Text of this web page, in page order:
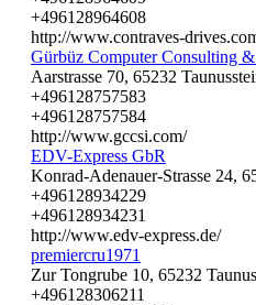
+496128964608
http://www.contraves-
Gürbüz Computer Consulting
Aarstrasse 70, 65232
+496128757583
+496128757584
http://www.gccsi.com/
EDV-Express GbR
Konrad-Adenauer-Strasse 24,
+496128934229
+496128934231
http://www.edv-express.de/
premiercru1971
Zur Tongrube 10, 65232
+496128306211